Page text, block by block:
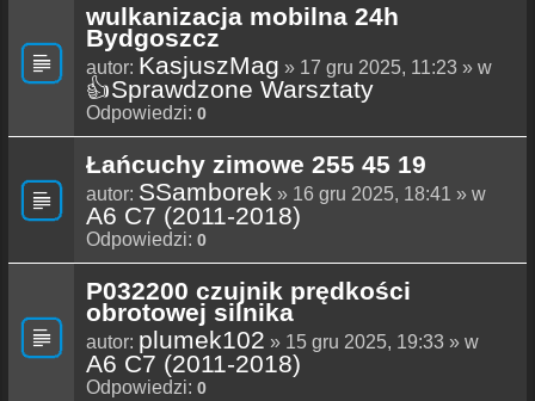
wulkanizacja mobilna 24h
Bydgoszcz
autor: KasjuszMag » 17 gru 2025, 11:23 » w
👍Sprawdzone Warsztaty
Odpowiedzi: 0
Łańcuchy zimowe 255 45 19
autor: SSamborek » 16 gru 2025, 18:41 » w
A6 C7 (2011-2018)
Odpowiedzi: 0
P032200 czujnik prędkości
obrotowej silnika
autor: plumek102 » 15 gru 2025, 19:33 » w
A6 C7 (2011-2018)
Odpowiedzi: 0